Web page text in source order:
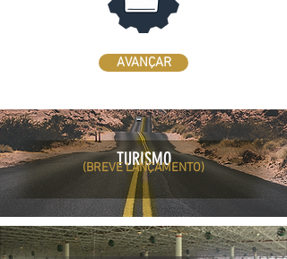
AVANÇAR
TURISMO
(BREVE LANÇAMENTO)